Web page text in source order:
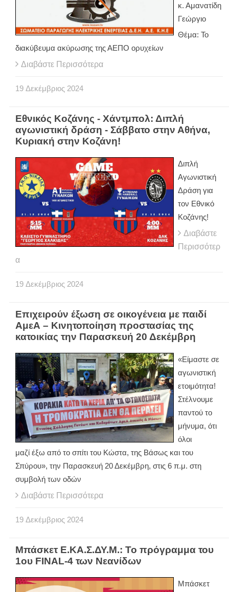
κ. Αμανατίδη
Γεώργιο
Θέμα: Το
διακύβευμα ακύρωσης της ΑΕΠΟ ορυχείων
Διαβάστε Περισσότερα
19 Δεκέμβριος 2024
Εθνικός Κοζάνης - Χάντμπολ: Διπλή
αγωνιστική δράση - Σάββατο στην Αθήνα,
Κυριακή στην Κοζάνη!
Διπλή
Αγωνιστική
Δράση για
τον Εθνικό
Κοζάνης!
Διαβάστε
Περισσότερ
α
19 Δεκέμβριος 2024
Επιχειρούν έξωση σε οικογένεια με παιδί
ΑμεΑ – Κινητοποίηση προστασίας της
κατοικίας την Παρασκευή 20 Δεκέμβρη
«Είμαστε σε
αγωνιστική
ετοιμότητα!
Στέλνουμε
παντού το
μήνυμα, ότι
όλοι
μαζί έξω από το σπίτι του Κώστα, της Βάσως και του
Σπύρου», την Παρασκευή 20 Δεκέμβρη, στις 6 π.μ. στη
συμβολή των οδών
Διαβάστε Περισσότερα
19 Δεκέμβριος 2024
Μπάσκετ Ε.ΚΑ.Σ.ΔΥ.Μ.: Το πρόγραμμα του
1ου FINAL-4 των Νεανίδων
Μπάσκετ